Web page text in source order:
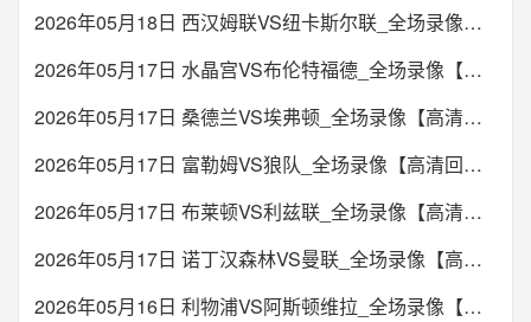
2026年05月18日 西汉姆联VS纽卡斯尔联_全场录像【高清回放】
2026年05月17日 水晶宫VS布伦特福德_全场录像【高清回放】
2026年05月17日 桑德兰VS埃弗顿_全场录像【高清回放】
2026年05月17日 富勒姆VS狼队_全场录像【高清回放】
2026年05月17日 布莱顿VS利兹联_全场录像【高清回放】
2026年05月17日 诺丁汉森林VS曼联_全场录像【高清回放】
2026年05月16日 利物浦VS阿斯顿维拉_全场录像【高清回放】